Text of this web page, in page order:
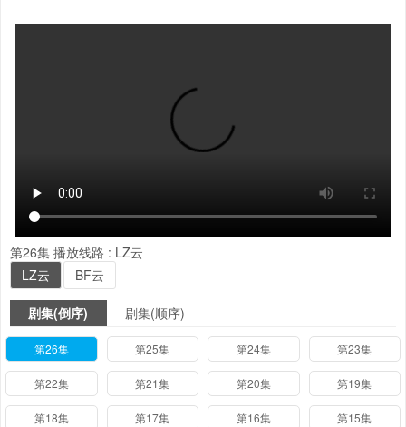
第26集 播放线路 : LZ云
LZ云
BF云
剧集(倒序) 剧集(顺序)
第26集 第25集 第24集 第23集
第22集 第21集 第20集 第19集
第18集 第17集 第16集 第15集